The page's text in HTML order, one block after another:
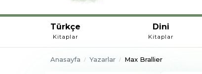
Türkçe
Kitaplar
Dini
Kitaplar
Anasayfa Yazarlar Max Brallier